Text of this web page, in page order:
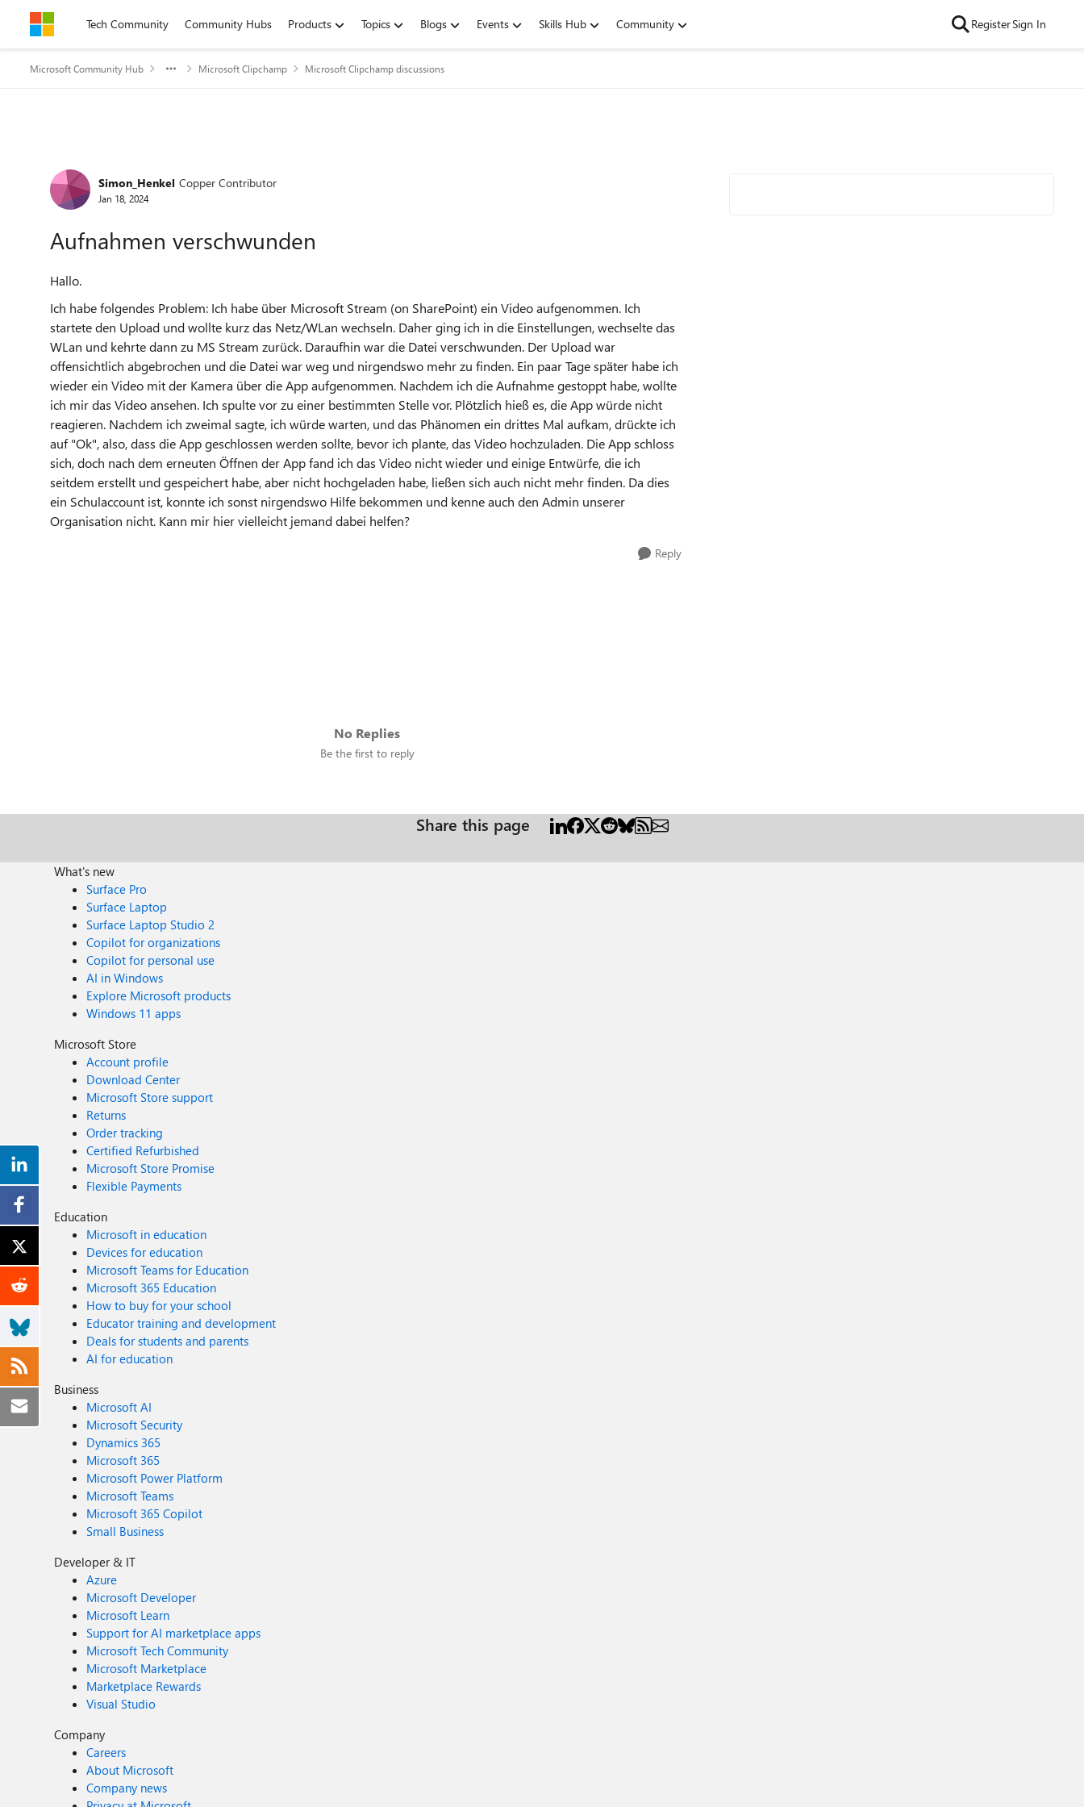
Skip to contentTech Community Community Hubs Products Topics Blogs Events Skills Hub Community RegisterSign In
Microsoft Community Hub Microsoft Clipchamp Microsoft Clipchamp discussions
Forum Discussion
Simon_Henkel Copper Contributor
Jan 18, 2024
Aufnahmen verschwunden
Hallo.
Ich habe folgendes Problem: Ich habe über Microsoft Stream (on SharePoint) ein Video aufgenommen. Ich
startete den Upload und wollte kurz das Netz/WLan wechseln. Daher ging ich in die Einstellungen, wechselte das
WLan und kehrte dann zu MS Stream zurück. Daraufhin war die Datei verschwunden. Der Upload war
offensichtlich abgebrochen und die Datei war weg und nirgendswo mehr zu finden. Ein paar Tage später habe ich
wieder ein Video mit der Kamera über die App aufgenommen. Nachdem ich die Aufnahme gestoppt habe, wollte
ich mir das Video ansehen. Ich spulte vor zu einer bestimmten Stelle vor. Plötzlich hieß es, die App würde nicht
reagieren. Nachdem ich zweimal sagte, ich würde warten, und das Phänomen ein drittes Mal aufkam, drückte ich
auf "Ok", also, dass die App geschlossen werden sollte, bevor ich plante, das Video hochzuladen. Die App schloss
sich, doch nach dem erneuten Öffnen der App fand ich das Video nicht wieder und einige Entwürfe, die ich
seitdem erstellt und gespeichert habe, aber nicht hochgeladen habe, ließen sich auch nicht mehr finden. Da dies
ein Schulaccount ist, konnte ich sonst nirgendswo Hilfe bekommen und kenne auch den Admin unserer
Organisation nicht. Kann mir hier vielleicht jemand dabei helfen?
Reply
No Replies
Be the first to reply
Share this page
What's new
Surface Pro
Surface Laptop
Surface Laptop Studio 2
Copilot for organizations
Copilot for personal use
AI in Windows
Explore Microsoft products
Windows 11 apps
Microsoft Store
Account profile
Download Center
Microsoft Store support
Returns
Order tracking
Certified Refurbished
Microsoft Store Promise
Flexible Payments
Education
Microsoft in education
Devices for education
Microsoft Teams for Education
Microsoft 365 Education
How to buy for your school
Educator training and development
Deals for students and parents
AI for education
Business
Microsoft AI
Microsoft Security
Dynamics 365
Microsoft 365
Microsoft Power Platform
Microsoft Teams
Microsoft 365 Copilot
Small Business
Developer & IT
Azure
Microsoft Developer
Microsoft Learn
Support for AI marketplace apps
Microsoft Tech Community
Microsoft Marketplace
Marketplace Rewards
Visual Studio
Company
Careers
About Microsoft
Company news